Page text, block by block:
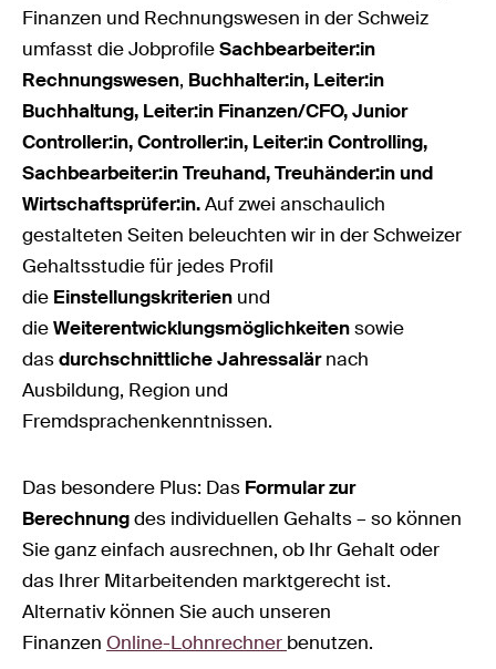
Finanzen und Rechnungswesen in der Schweiz
umfasst die JobprofileSachbearbeiter:in
Rechnungswesen, Buchhalter:in, Leiter:in
Buchhaltung, Leiter:in Finanzen/CFO, Junior
Controller:in, Controller:in, Leiter:in Controlling,
Sachbearbeiter:in Treuhand, Treuhänder:in und
Wirtschaftsprüfer:in.Auf zwei anschaulich
gestalteten Seiten beleuchten wir in der Schweizer
Gehaltsstudie für jedes Profil
die Einstellungskriterien und
dieWeiterentwicklungsmöglichkeitensowie
dasdurchschnittliche Jahressalärnach
Ausbildung, Region und
Fremdsprachenkenntnissen.
Das besondere Plus: Das Formular zur
Berechnungdes individuellen Gehalts – so können
Sie ganz einfach ausrechnen, ob Ihr Gehalt oder
das Ihrer Mitarbeitenden marktgerecht ist.
Alternativ können Sie auch unseren
Finanzen Online-Lohnrechner benutzen.